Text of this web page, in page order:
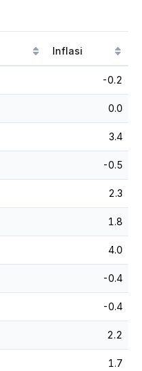
Inflasi
-0.2
0.0
3.4
-0.5
2.3
1.8
4.0
-0.4
-0.4
2.2
1.7